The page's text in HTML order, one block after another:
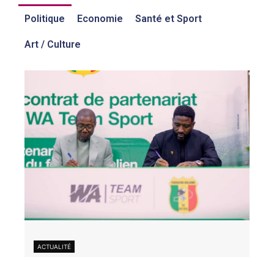
Politique Economie Santé et Sport
Art / Culture
ACTUALITÉ